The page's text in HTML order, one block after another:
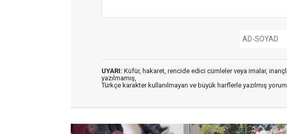
UYARI: Küfür, hakaret, rencide edici cümleler veya imalar,
yazılmamış,
Türkçe karakter kullanılmayan ve büyük harflerle yazılmış